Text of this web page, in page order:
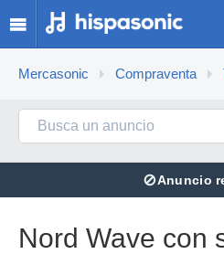
Mercasonic Compraventa
⊘Anuncio
Nord Wave con